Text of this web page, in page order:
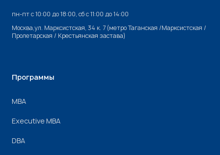
пн-пт с 10:00 до 18:00, cб с 11:00 до 14:00
Москва,ул. Марксистская, 34 к. 7 (метро Таганская /Марксистская /
Пролетарская / Крестьянская застава)
Программы
МВА
Executive MBA
DBA